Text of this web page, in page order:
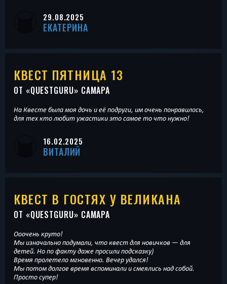
29.08.2025
ЕКАТЕРИНА
КВЕСТ ПЯТНИЦА 13
ОТ «QUESTGURU» САМАРА
На Квесте была моя дочь и её подруги, им очень понравилось,
для тех кто любит ужастики это самое то что нужно!
16.02.2025
ВИТАЛИЙ
КВЕСТ В ГОСТЯХ У ВЕЛИКАНА
ОТ «QUESTGURU» САМАРА
Ооочень круто!
Мы изначально подумали, что квест для новичков — для
детей. Но по факту даже просили подсказку)
Время пролетело мгновенно. Вечер удался!
Мы потом долгое время вспоминали и смеялись над собой.
Просто супер!